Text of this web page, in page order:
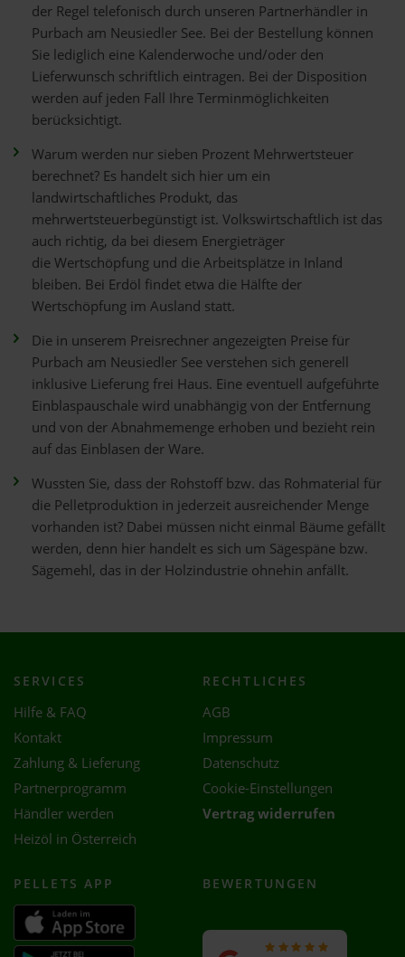
der Regel telefonisch durch unseren Partnerhändler in
Purbach am Neusiedler See. Bei der Bestellung können
Sie lediglich eine Kalenderwoche und/oder den
Lieferwunsch schriftlich eintragen. Bei der Disposition
werden auf jeden Fall Ihre Terminmöglichkeiten
berücksichtigt.
Warum werden nur sieben Prozent Mehrwertsteuer
berechnet? Es handelt sich hier um ein
landwirtschaftliches Produkt, das
mehrwertsteuerbegünstigt ist. Volkswirtschaftlich ist das
auch richtig, da bei diesem Energieträger
die Wertschöpfung und die Arbeitsplätze in Inland
bleiben. Bei Erdöl findet etwa die Hälfte der
Wertschöpfung im Ausland statt.
Die in unserem Preisrechner angezeigten Preise für
Purbach am Neusiedler See verstehen sich generell
inklusive Lieferung frei Haus. Eine eventuell aufgeführte
Einblaspauschale wird unabhängig von der Entfernung
und von der Abnahmemenge erhoben und bezieht rein
auf das Einblasen der Ware.
Wussten Sie, dass der Rohstoff bzw. das Rohmaterial für
die Pelletproduktion in jederzeit ausreichender Menge
vorhanden ist? Dabei müssen nicht einmal Bäume gefällt
werden, denn hier handelt es sich um Sägespäne bzw.
Sägemehl, das in der Holzindustrie ohnehin anfällt.
SERVICES
Hilfe & FAQ
Kontakt
Zahlung & Lieferung
Partnerprogramm
Händler werden
Heizöl in Österreich
RECHTLICHES
AGB
Impressum
Datenschutz
Cookie-Einstellungen
Vertrag widerrufen
PELLETS APP BEWERTUNGEN